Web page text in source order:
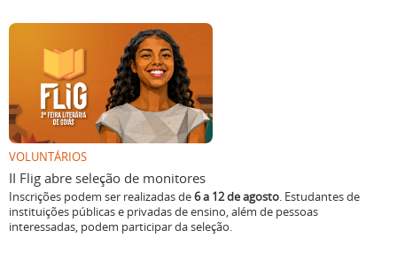
VOLUNTÁRIOS
II Flig abre seleção de monitores
Inscrições podem ser realizadas de6 a 12 de agosto. Estudantes de
instituições públicas e privadas de ensino, além de pessoas
interessadas, podem participar da seleção.